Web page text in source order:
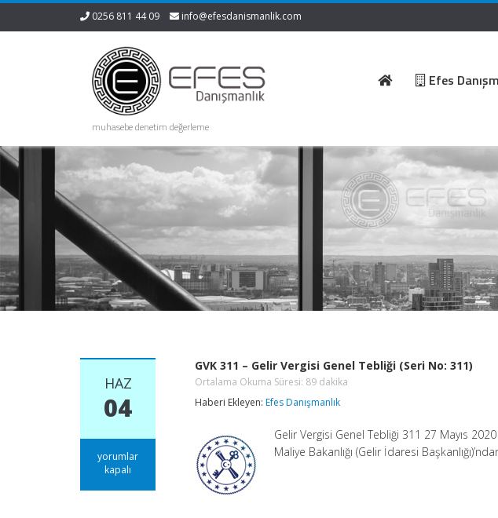
0256 811 44 09 info@efesdanismanlik.com
muhasebe denetim değerleme
Efes
HAZ
04
GVK
311
yorumlar
kapalı
GVK 311 – Gelir Vergisi Genel Tebliği (Seri No: 311)
Ortalama Okuma Süresi: 89 dakika
Haberi Ekleyen:Efes Danışmanlık
Gelir Vergisi Genel Tebliği 311 27 Mayıs
Maliye Bakanlığı (Gelir İdaresi